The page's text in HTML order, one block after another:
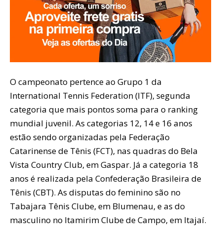
O campeonato pertence ao Grupo 1 da
International Tennis Federation (ITF), segunda
categoria que mais pontos soma para o ranking
mundial juvenil. As categorias 12, 14 e 16 anos
estão sendo organizadas pela Federação
Catarinense de Tênis (FCT), nas quadras do Bela
Vista Country Club, em Gaspar. Já a categoria 18
anos é realizada pela Confederação Brasileira de
Tênis (CBT). As disputas do feminino são no
Tabajara Tênis Clube, em Blumenau, e as do
masculino no Itamirim Clube de Campo, em Itajaí.